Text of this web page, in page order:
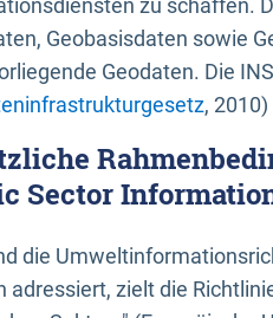
zu schaffen.
Geobasisdaten sowie
Geodaten. Die
,
Sector
die
adressiert, zielt die